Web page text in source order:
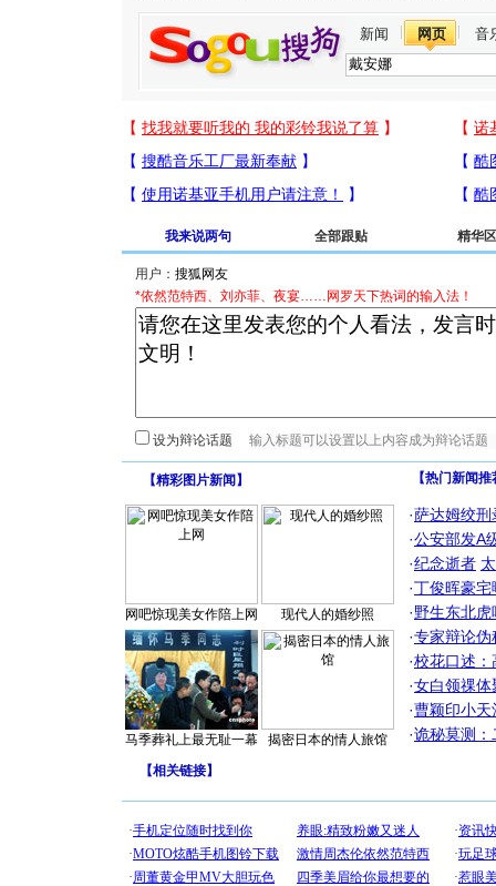
新闻 网页 音
我来说两句 全部跟贴 精华区
用户：
*依然范特西、刘亦菲、夜宴……网罗天下热词的输入法！
设为辩论话题
【精彩图片新闻 】
网吧惊现美女作陪上网 现代人的婚纱照
马季葬礼上最无耻一幕 揭密日本的情人旅馆
【热门新闻
·萨达姆绞刑
·公安部发A
·纪念逝者
·丁俊晖豪
·野生东北
·专家辩论伪
·校花口述：
·女白领祼体
·曹颖印小天
·诡秘莫测：
【相关链接】
你太多
要平安
[圣诞节]
能正大